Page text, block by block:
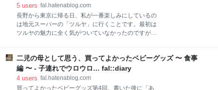
て、冷蔵庫に入れて7時間待てば、至福の水だしアイ
スコーヒーのできあがりー！ 7時間というと長く感じ
ますが、わが家では毎日寝る前に仕込んでいます。そ
うしておけば、朝起きてすぐにできたての冷たいアイ
る量が600mlほどなので、朝だけで空っぽになってし
まうけど、またすぐに仕込んでおけば夕方帰宅した頃
に飲むことができます。暑い外から帰ってきて飲む出
来立てのアイ
5 users fal.hatenablog.com
長野から東京に帰る日、私が一番楽しみにしているの
は地元スーパーの「ツルヤ」に行くことです。最初は
ツルヤの魅力に全く気がついていなかったのですが、
をきっかけに、長野に訪れるたびに行くようになりま
した。長野でお土産に悩んだら、ぜひともツルヤに足
を運んでみていただきたいです。 ツルヤは長野県全域
に展開しているスーパーです。スーパーなのになぜ観
二児の母として思う、買ってよかったベビーグッズ 〜 食事
編 〜 - 子連れでウロウロ… fal::diary
4 users fal.hatenablog.com
買ってよかったベビーグッズ第4回。書いた後に「あ